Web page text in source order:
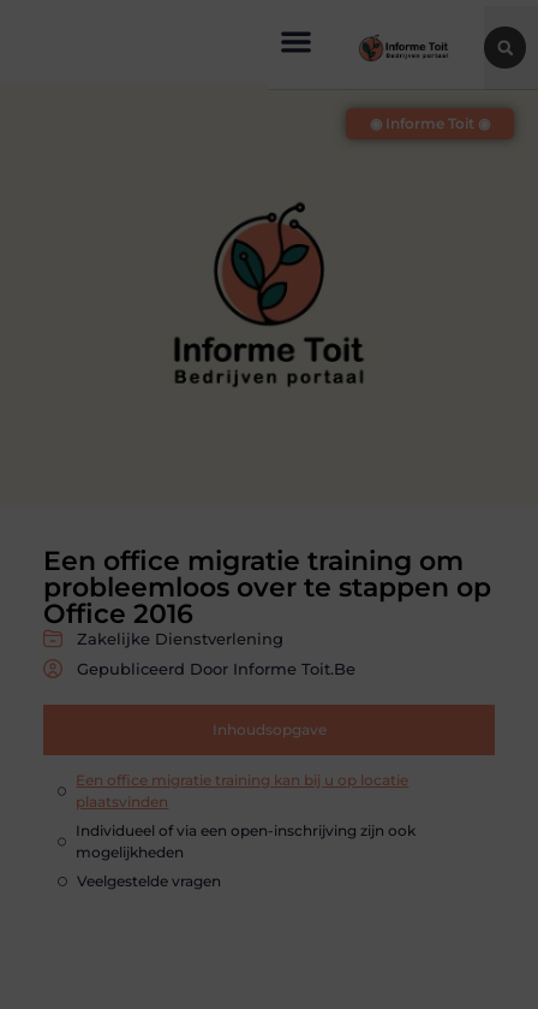
Een office migratie training om
probleemloos over te stappen op
Office 2016
Zakelijke Dienstverlening
Gepubliceerd Door Informe Toit.be
Inhoudsopgave
Een office migratie training kan bij u op locatie
plaatsvinden
Individueel of via een open-inschrijving zijn ook
mogelijkheden
Veelgestelde vragen
◉ Informe Toit ◉